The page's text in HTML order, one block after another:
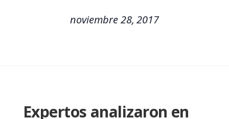
noviembre 28, 2017
Expertos analizaron en